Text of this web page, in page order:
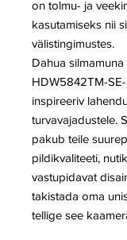
on tolmu- ja
kasutamiseks nii
välistingimustes.
Dahua
HDW5842TM-
inspireeriv
turvavajadustele.
pakub teile
pildikvaliteeti,
vastupidavat
takistada oma
tellige see